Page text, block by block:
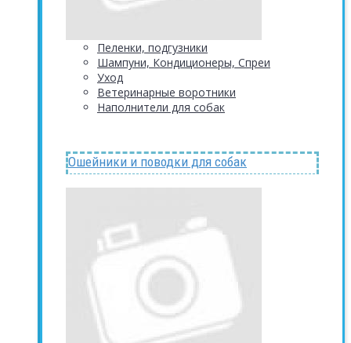
Пеленки, подгузники
Шампуни, Кондиционеры, Спреи
Уход
Ветеринарные воротники
Наполнители для собак
Ошейники и поводки для собак